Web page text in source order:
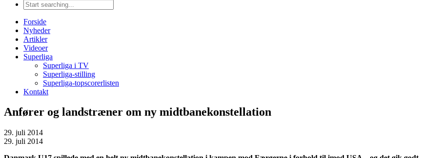
Forside
Nyheder
Artikler
Videoer
Superliga
Superliga i TV
Superliga-stilling
Superliga-topscorerlisten
Kontakt
Anfører og landstræner om ny midtbanekonstellation
29. juli 2014
29. juli 2014